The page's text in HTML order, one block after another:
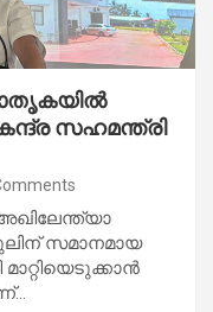
സഹമന്ത്രി
സമാനമായ